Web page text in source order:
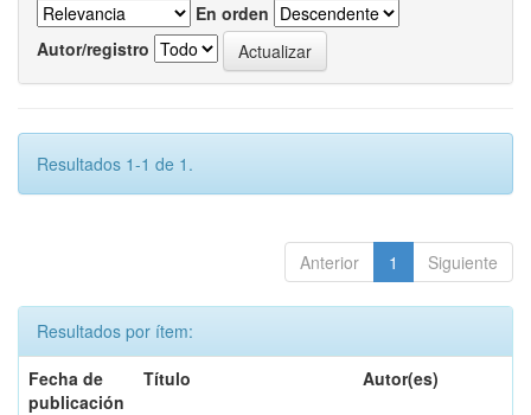
En orden
Autor/registro
Resultados 1-1 de 1.
Anterior 1 Siguiente
Resultados por ítem:
Fecha de
publicación
Título Autor(es)